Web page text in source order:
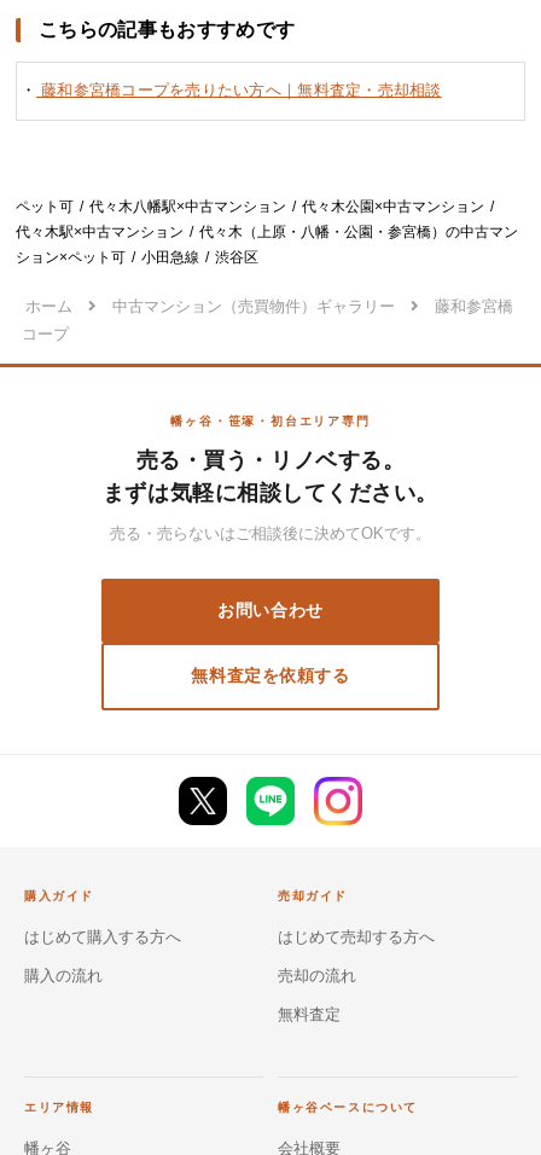
こちらの記事もおすすめです
・ 藤和参宮橋コープを売りたい方へ｜無料査定・売却相談
ペット可 代々木八幡駅×中古マンション
代々木公園×中古マンション
代々木駅×中古マンション
代々木（上原・八幡・公園・参宮橋）の中古マン
ション×ペット可
小田急線 渋谷区
ホーム 中古マンション（売買物件）ギャラリー
藤和参宮橋
コープ
幡ヶ谷・笹塚・初台エリア専門
売る・買う・リノベする。
まずは気軽に相談してください。
売る・売らないはご相談後に決めてOKです。
お問い合わせ
無料査定を依頼する
購入ガイド
はじめて購入する方へ
購入の流れ
売却ガイド
はじめて売却する方へ
売却の流れ
無料査定
エリア情報
幡ヶ谷
幡ヶ谷ベースについて
会社概要